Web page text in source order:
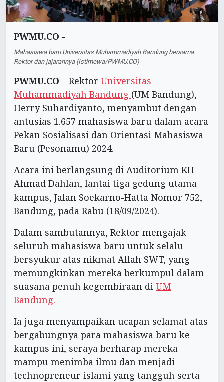
PWMU.CO -
Mahasiswa baru Universitas Muhammadiyah Bandung bersama
Rektor dan jajarannya (Istimewa/PWMU.CO)
PWMU.CO – Rektor Universitas
Muhammadiyah Bandung (UM Bandung),
Herry Suhardiyanto, menyambut dengan
antusias 1.657 mahasiswa baru dalam acara
Pekan Sosialisasi dan Orientasi Mahasiswa
Baru (Pesonamu) 2024.
Acara ini berlangsung di Auditorium KH
Ahmad Dahlan, lantai tiga gedung utama
kampus, Jalan Soekarno-Hatta Nomor 752,
Bandung, pada Rabu (18/09/2024).
Dalam sambutannya, Rektor mengajak
seluruh mahasiswa baru untuk selalu
bersyukur atas nikmat Allah SWT, yang
memungkinkan mereka berkumpul dalam
suasana penuh kegembiraan di UM
Bandung.
Ia juga menyampaikan ucapan selamat atas
bergabungnya para mahasiswa baru ke
kampus ini, seraya berharap mereka
mampu menimba ilmu dan menjadi
technopreneur islami yang tangguh serta